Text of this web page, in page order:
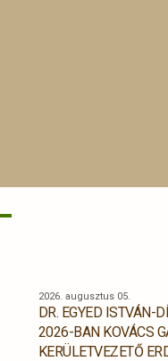
2026. augusztus 05.
DR. EGYED ISTVÁN-
2026-BAN KOVÁCS
KERÜLETVEZETŐ